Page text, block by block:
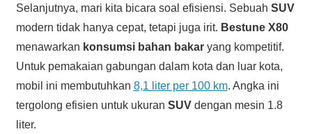
Selanjutnya, mari kita bicara soal efisiensi. Sebuah SUV
modern tidak hanya cepat, tetapi juga irit. Bestune X80
menawarkan konsumsi bahan bakaryang kompetitif.
Untuk pemakaian gabungan dalam kota dan luar kota,
mobil ini membutuhkan 8,1 liter per 100 km. Angka ini
tergolong efisien untuk ukuran SUVdengan mesin 1.8
liter.